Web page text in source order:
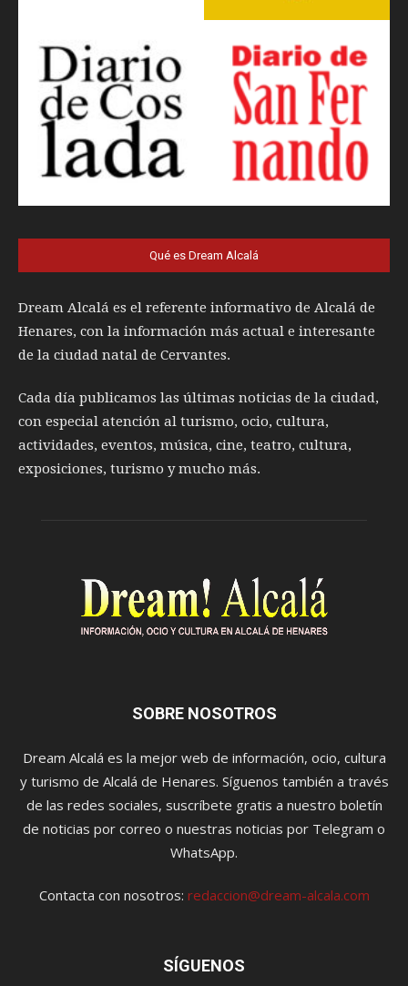
Qué es Dream Alcalá
Dream Alcalá es el referente informativo de Alcalá de
Henares, con la información más actual e interesante
de la ciudad natal de Cervantes.
Cada día publicamos las últimas noticias de la ciudad,
con especial atención al turismo, ocio, cultura,
actividades, eventos, música, cine, teatro, cultura,
exposiciones, turismo y mucho más.
SOBRE NOSOTROS
Dream Alcalá es la mejor web de información, ocio, cultura
y turismo de Alcalá de Henares. Síguenos también a través
de las redes sociales, suscríbete gratis a nuestro boletín
de noticias por correo o nuestras noticias por Telegram o
WhatsApp.
Contacta con nosotros: redaccion@dream-alcala.com
SÍGUENOS